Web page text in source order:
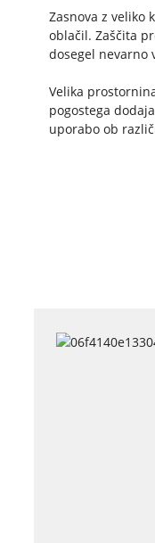
Zasnova z veliko
oblačil. Zaščita
dosegel nevarno
Velika
pogostega
uporabo ob